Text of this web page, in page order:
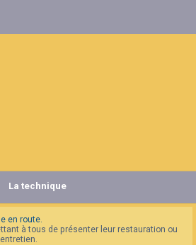
La technique
en route.
à tous de présenter leur restauration ou